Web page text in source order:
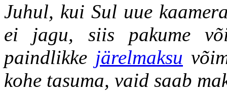
Juhul, kui Sul uue
ei jagu, siis pakume
paindlikke järelmaksu
kohe tasuma, vaid saab